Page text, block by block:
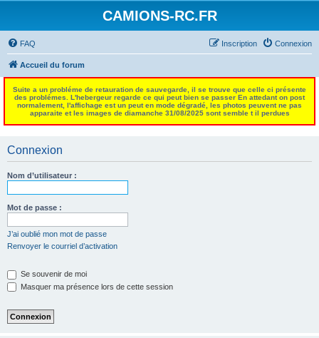
CAMIONS-RC.FR
FAQ Connexion
Inscription
Accueil du forum
Suite a un probléme de retauration de sauvegarde, il se trouve que celle ci présente
des problémes. L'hebergeur regarde ce qui peut bien se passer En attedant on post
normalement, l'affichage est un peut en mode dégradé, les photos peuvent ne pas
apparaite et les images de diamanche 31/08/2025 sont semble t il perdues
Connexion
Nom d’utilisateur :
Mot de passe :
J’ai oublié mon mot de passe
Renvoyer le courriel d’activation
Se souvenir de moi
Masquer ma présence lors de cette session